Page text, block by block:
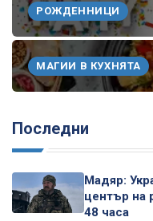
РОЖДЕННИЦИ
МАГИИ В КУХНЯТА
Последни
Мадяр:
център на
48 часа